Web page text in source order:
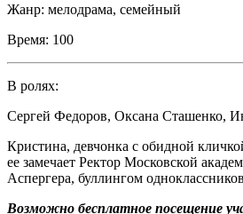
Жанр: мелодрама, семейный
Время: 100
В ролях:
Сергей Федоров, Оксана Сташенко,
Кристина, девчонка с обидной
ее замечает Ректор Московской
Аспергера, буллингом
Возможно бесплатное посещение